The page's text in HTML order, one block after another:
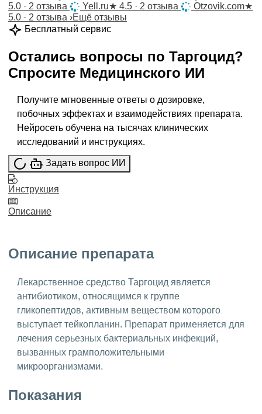
5.0 · 2 отзыва
Yell.ru★ 4.5 · 2 отзыва Otzovik.com★
5.0 · 2 отзыва ›Ещё отзывы
Бесплатный сервис
Остались вопросы по Таргоцид?
Спросите Медицинского ИИ
Получите мгновенные ответы о дозировке,
побочных эффектах и взаимодействиях препарата.
Нейросеть обучена на тысячах клинических
исследований и инструкциях.
Задать вопрос ИИ
Инструкция
Описание
Описание препарата
Лекарственное средство Таргоцид является
антибиотиком, относящимся к группе
гликопептидов, активным веществом которого
выступает тейкопланин. Препарат применяется для
лечения серьезных бактериальных инфекций,
вызванных грамположительными
микроорганизмами.
Показания